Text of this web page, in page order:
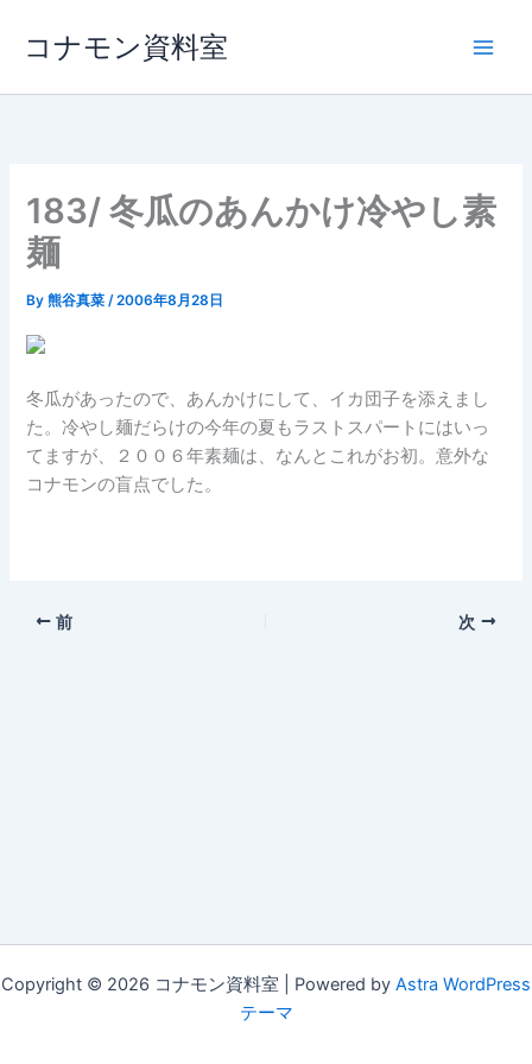
ス
コナモン資料室
183/ 冬瓜のあんかけ冷やし素
麺
By熊谷真菜/2006年8月28日
冬瓜があったので、あんかけにして、イカ団子を添えまし
た。冷やし麺だらけの今年の夏もラストスパートにはいっ
てますが、２００６年素麺は、なんとこれがお初。意外な
コナモンの盲点でした。
前 次
Copyright © 2026 コナモン資料室 | Powered by Astra WordPress
テーマ